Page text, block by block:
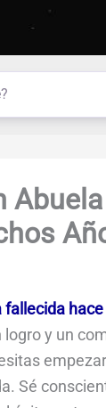
fallecida
logro y un
Sé